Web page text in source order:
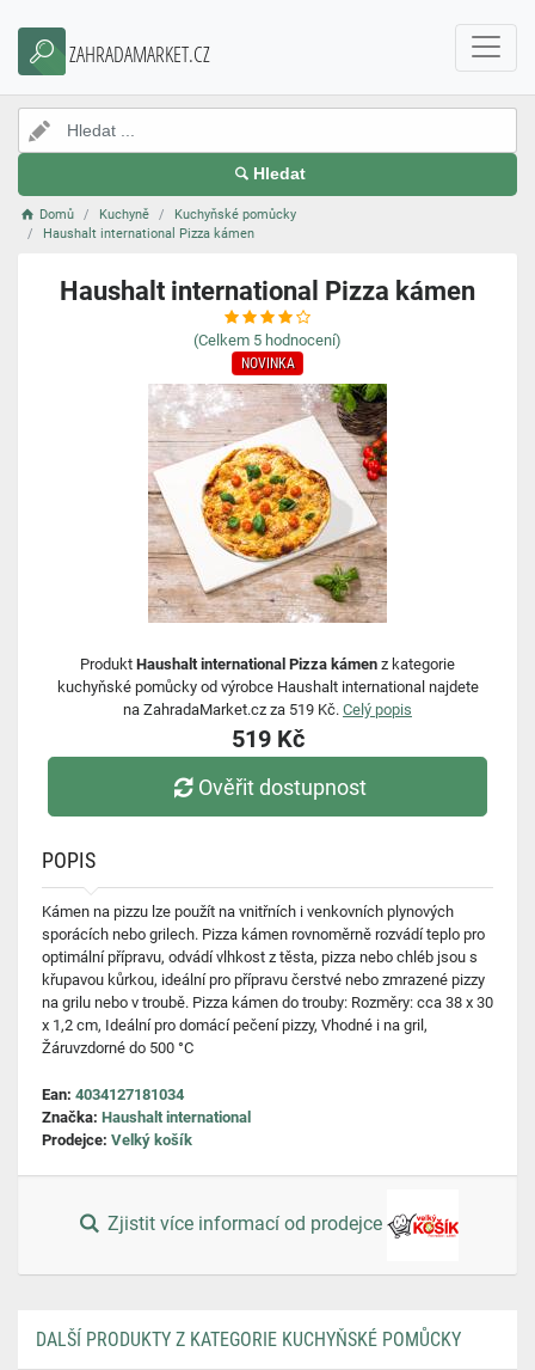
ZAHRADAMARKET.CZ
Hledat
Domů Kuchyně
Kuchyňské pomůcky
Haushalt international Pizza kámen
Haushalt international Pizza kámen
(Celkem 5 hodnocení)
NOVINKA
Produkt Haushalt international Pizza kámen z kategorie
kuchyňské pomůcky od výrobce Haushalt international najdete
na ZahradaMarket.cz za 519 Kč. Celý popis
519 Kč
Ověřit dostupnost
POPIS
Kámen na pizzu lze použít na vnitřních i venkovních plynových
sporácích nebo grilech. Pizza kámen rovnoměrně rozvádí teplo pro
optimální přípravu, odvádí vlhkost z těsta, pizza nebo chléb jsou s
křupavou kůrkou, ideální pro přípravu čerstvé nebo zmrazené pizzy
na grilu nebo v troubě. Pizza kámen do trouby: Rozměry: cca 38 x 30
x 1,2 cm, Ideální pro domácí pečení pizzy, Vhodné i na gril,
Žáruvzdorné do 500 °C
Ean: 4034127181034
Značka: Haushalt international
Prodejce: Velký košík
Zjistit více informací od prodejce
DALŠÍ PRODUKTY Z KATEGORIE KUCHYŇSKÉ POMŮCKY